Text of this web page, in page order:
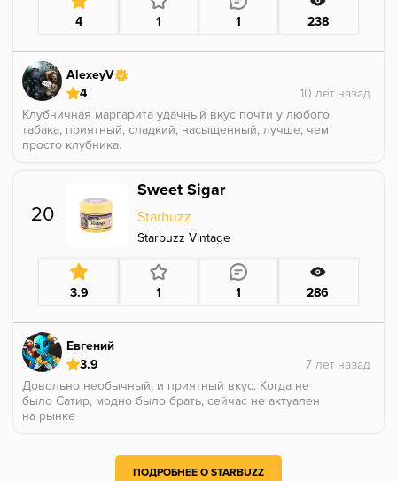
4 1 1 238
AlexeyV
4
Клубничная маргарита удачный вкус почти у любого
табака, приятный, сладкий, насыщенный, лучше, чем
просто клубника.
20
Sweet Sigar
Starbuzz
Starbuzz Vintage
3.9 1 1 286
Евгений
3.9
Довольно необычный, и приятный вкус. Когда не
было Сатир, модно было брать, сейчас не актуален
на рынке
ПОДРОБНЕЕ О STARBUZZ